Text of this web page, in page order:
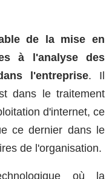
de la mise en
à l'analyse des
l'entreprise. Il
dans le traitement
d'internet, ce
ce dernier dans le
de l'organisation.
où la